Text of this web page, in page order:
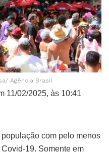
Agência Brasil
11/02/2025, às 10:41
com pelo menos
19. Somente em